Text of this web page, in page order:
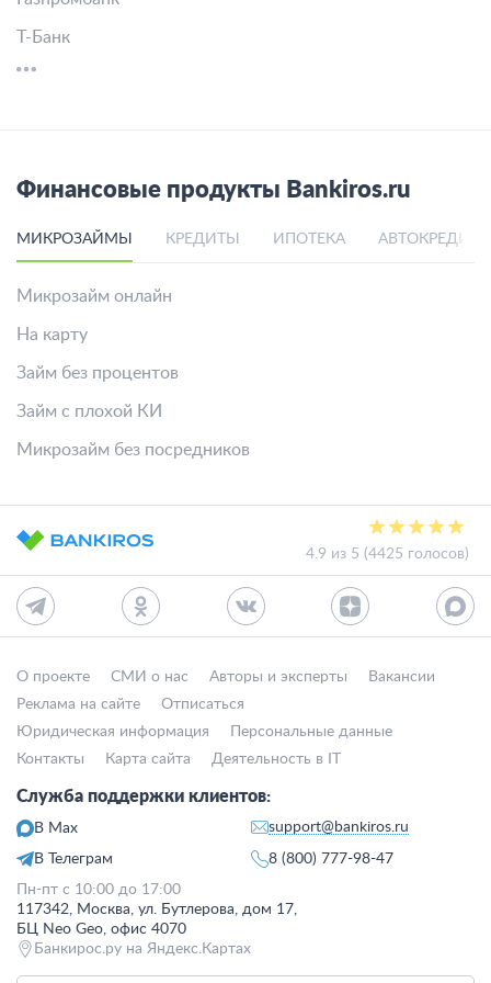
Т-Банк
Финансовые продукты Bankiros.ru
МИКРОЗАЙМЫ КРЕДИТЫ ИПОТЕКА
Микрозайм онлайн
На карту
Займ без процентов
Займ с плохой КИ
Микрозайм без посредников
4.9 из 5 (4425 голосов)
О проекте СМИ о нас Авторы и эксперты
Вакансии
Реклама на сайте
Отписаться
Юридическая информация
Персональные данные
Контакты
Карта сайта Деятельность в IT
Служба поддержки клиентов:
В Max
В Телеграм
support@bankiros.ru
8 (800) 777-98-47
Пн-пт с 10:00 до 17:00
117342, Москва, ул. Бутлерова, дом 17,
БЦ Neo Geo, офис 4070
Банкирос.ру на Яндекс.Картах